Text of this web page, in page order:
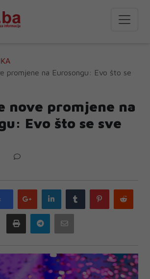
promjene na Eurosongu: Evo što se
nove promjene na
Evo što se sve
Google
plus
LinkedIn Tumblr Pinterest
Print Telegram